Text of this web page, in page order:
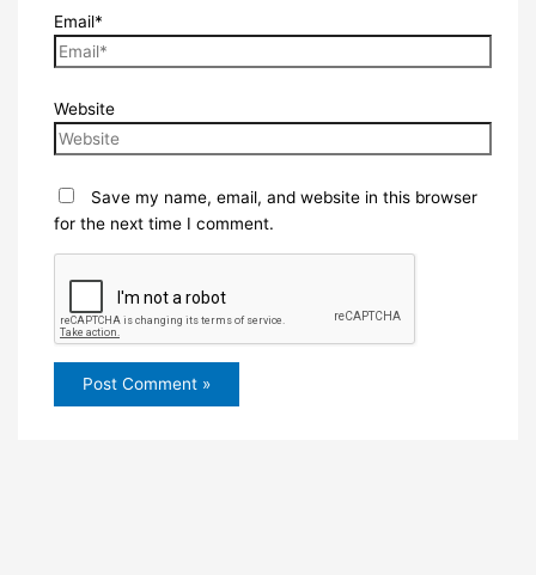
Email*
Website
Save my name, email, and website in this browser
for the next time I comment.